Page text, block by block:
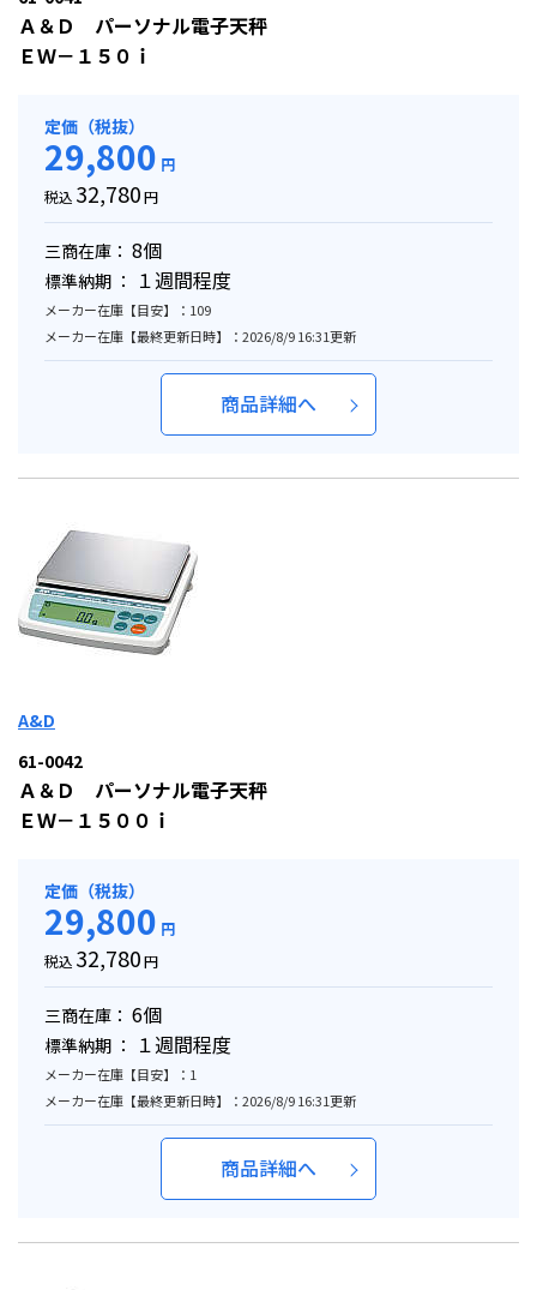
Ａ＆Ｄ パーソナル電子天秤
ＥＷ－１５０ｉ
定価（税抜）
29,800 円
税込 32,780円
三商在庫： 8個
標準納期 ： １週間程度
メーカー在庫【目安】：109
メーカー在庫【最終更新日時】：2026/8/9 16:31更新
商品詳細へ
A&D
61-0042
Ａ＆Ｄ パーソナル電子天秤
ＥＷ－１５００ｉ
定価（税抜）
29,800 円
税込 32,780円
三商在庫： 6個
標準納期 ： １週間程度
メーカー在庫【目安】：1
メーカー在庫【最終更新日時】：2026/8/9 16:31更新
商品詳細へ